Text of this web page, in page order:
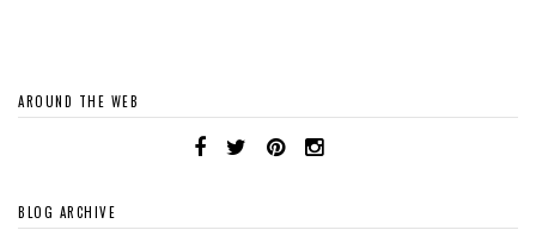
AROUND THE WEB
BLOG ARCHIVE